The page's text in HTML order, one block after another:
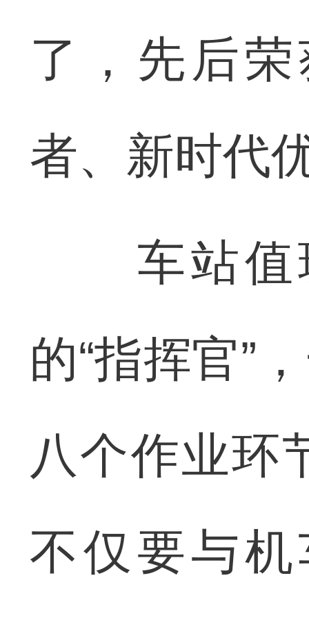
了，先后
者、新时代
车站值班
的“指挥官”
八个作业环
不仅要与